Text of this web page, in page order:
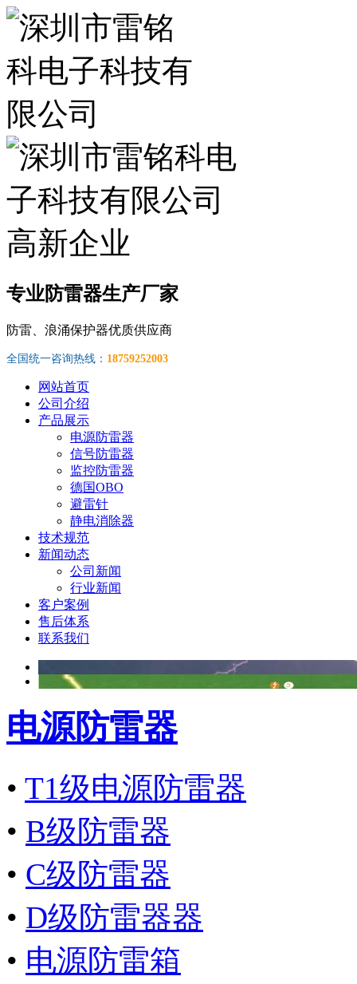
专业防雷器生产厂家
防雷、浪涌保护器优质供应商
全国统一咨询热线： 18759252003
网站首页
公司介绍
产品展示
电源防雷器
信号防雷器
监控防雷器
德国OBO
避雷针
静电消除器
技术规范
新闻动态
公司新闻
行业新闻
客户案例
售后体系
联系我们
电源防雷器
• T1级电源防雷器
• B级防雷器
• C级防雷器
• D级防雷器器
• 电源防雷箱